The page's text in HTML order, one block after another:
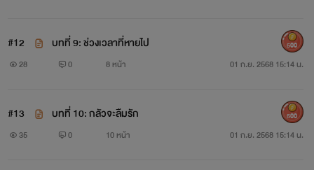
#12 บทที่ 9: ช่วงเวลาที่หายไป
28 0 8 หน้า 01 ก.ย. 2568 15:14 น.
500
#13 บทที่ 10: กลัวจะลืมรัก
35 0 10 หน้า 01 ก.ย. 2568 15:14 น.
500